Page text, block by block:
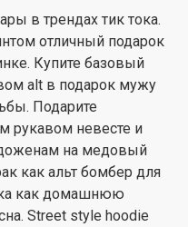
в трендах тик тока.
отличный подарок
Купите базовый
alt в подарок мужу
Подарите
рукавом невесте и
на медовый
как альт бомбер для
как домашнюю
Street style hoodie